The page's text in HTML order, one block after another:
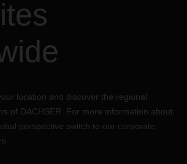
location and discover the regional
of DACHSER. For more information about
perspective switch to our corporate